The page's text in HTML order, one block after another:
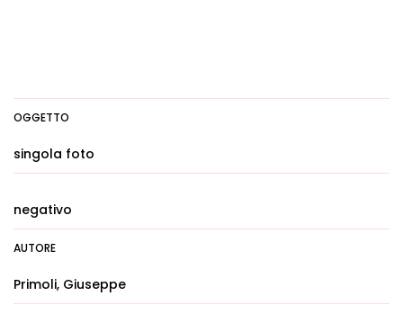
OGGETTO
singola foto
negativo
AUTORE
Primoli, Giuseppe